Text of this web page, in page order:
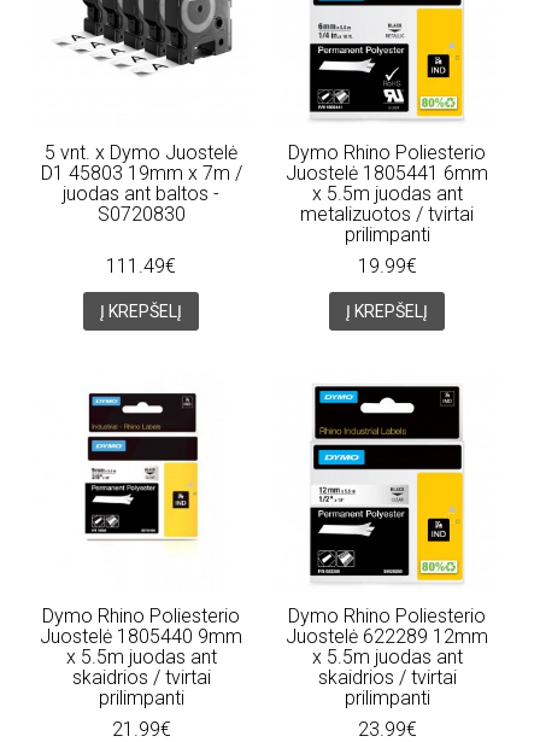
5 vnt. x Dymo Juostelė
D1 45803 19mm x 7m /
juodas ant baltos -
S0720830
111.49€
Į KREPŠELĮ
Dymo Rhino Poliesterio
Juostelė 1805441 6mm
x 5.5m juodas ant
metalizuotos / tvirtai
prilimpanti
19.99€
Į KREPŠELĮ
Dymo Rhino Poliesterio
Juostelė 1805440 9mm
x 5.5m juodas ant
skaidrios / tvirtai
prilimpanti
21.99€
Dymo Rhino Poliesterio
Juostelė 622289 12mm
x 5.5m juodas ant
skaidrios / tvirtai
prilimpanti
23.99€